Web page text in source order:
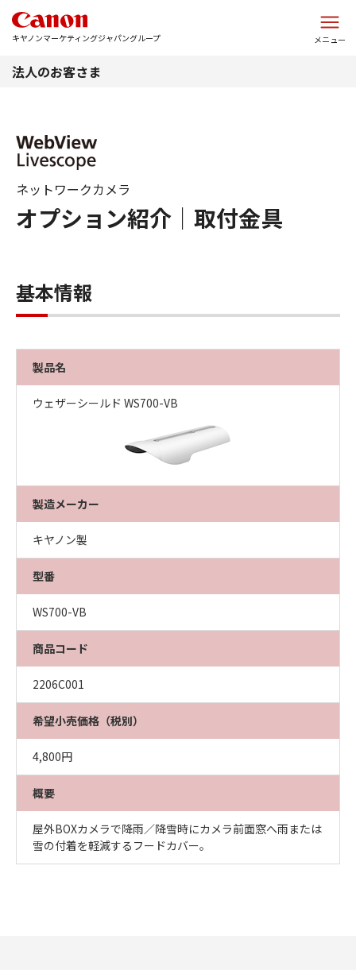
キヤノンマーケティングジャパングループ メニュー
法人のお客さま
オプション紹介｜取付金具
ネットワークカメラ
基本情報
製品名
ウェザーシールド WS700-VB
製造メーカー
キヤノン製
型番
WS700-VB
商品コード
2206C001
希望小売価格（税別）
4,800円
概要
屋外BOXカメラで降雨／降雪時にカメラ前面窓へ雨または
雪の付着を軽減するフードカバー｡